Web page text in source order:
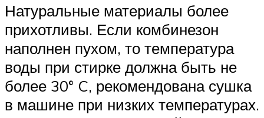
Натуральные материалы более
прихотливы. Если комбинезон
наполнен пухом, то температура
воды при стирке должна быть не
более 30° C, рекомендована сушка
в машине при низких температурах.